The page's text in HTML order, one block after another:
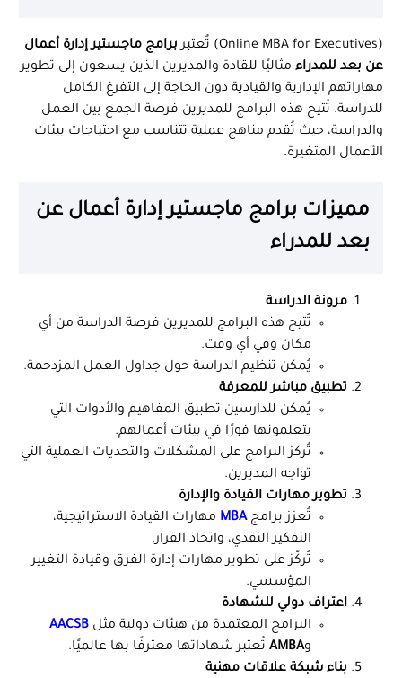
(Online MBA for Executives) تُعتبر
برامج ماجستير إدارة أعمال
عن بعد للمدراء مثاليًا للقادة والمديرين الذين يسعون إلى تطوير
مهاراتهم الإدارية والقيادية دون الحاجة إلى التفرغ الكامل
للدراسة. تُتيح هذه البرامج للمديرين فرصة الجمع بين العمل
والدراسة، حيث تُقدم مناهج عملية تتناسب مع احتياجات بيئات
الأعمال المتغيرة.
مميزات برامج ماجستير إدارة أعمال عن
بعد للمدراء
مرونة الدراسة
تُتيح هذه البرامج للمديرين فرصة الدراسة من أي
مكان وفي أي وقت.
يُمكن تنظيم الدراسة حول جداول العمل المزدحمة.
تطبيق مباشر للمعرفة
يُمكن للدارسين تطبيق المفاهيم والأدوات التي
يتعلمونها فورًا في بيئات أعمالهم.
تُركز البرامج على المشكلات والتحديات العملية التي
تواجه المديرين.
تطوير مهارات القيادة والإدارة
تُعزز برامجMBA مهارات القيادة الاستراتيجية،
التفكير النقدي، واتخاذ القرار.
تُركّز على تطوير مهارات إدارة الفرق وقيادة التغيير
المؤسسي.
اعتراف دولي للشهادة
البرامج المعتمدة من هيئات دولية مثل AACSB
وAMBA تُعتبر شهاداتها معترفًا بها عالميًا.
بناء شبكة علاقات مهنية